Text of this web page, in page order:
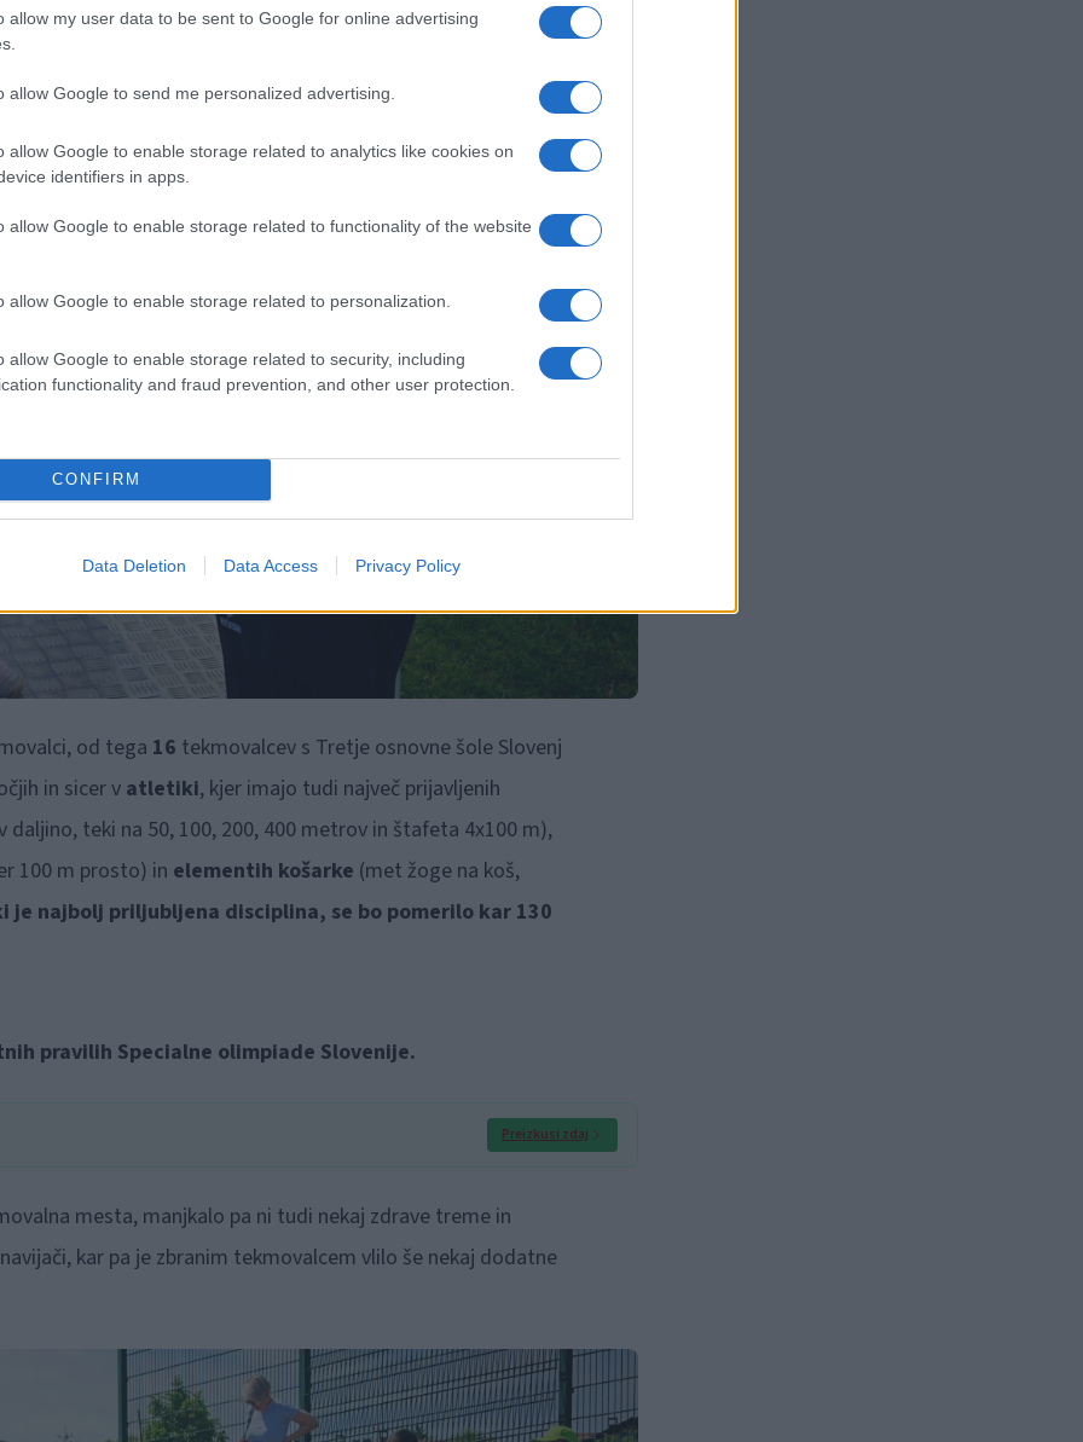
allow my user data to be sent to Google for online advertising
allow Google to send me personalized advertising.
allow Google to enable storage related to analytics like cookies on
identifiers in apps.
allow Google to enable storage related to functionality of the website
allow Google to enable storage related to personalization.
allow Google to enable storage related to security, including
functionality and fraud prevention, and other user protection.
CONFIRM
Data Deletion Data Access Privacy Policy
od tega 16 tekmovalcev s Tretje osnovne šole Slovenj
in sicer v atletiki, kjer imajo tudi največ prijavljenih
teki na 50, 100, 200, 400 metrov in štafeta 4x100 m),
100 m prosto) in elementih košarke (met žoge na koš,
je najbolj priljubljena disciplina, se bo pomerilo kar 130
pravilih Specialne olimpiade Slovenije.
Preizkusi zdaj
mesta, manjkalo pa ni tudi nekaj zdrave treme in
kar pa je zbranim tekmovalcem vlilo še nekaj dodatne